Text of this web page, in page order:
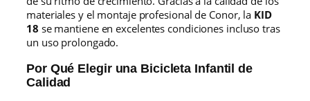
materiales y el montaje profesional de Conor, la KID
18 se mantiene en excelentes condiciones incluso tras
un uso prolongado.
Por Qué Elegir una Bicicleta Infantil de
Calidad